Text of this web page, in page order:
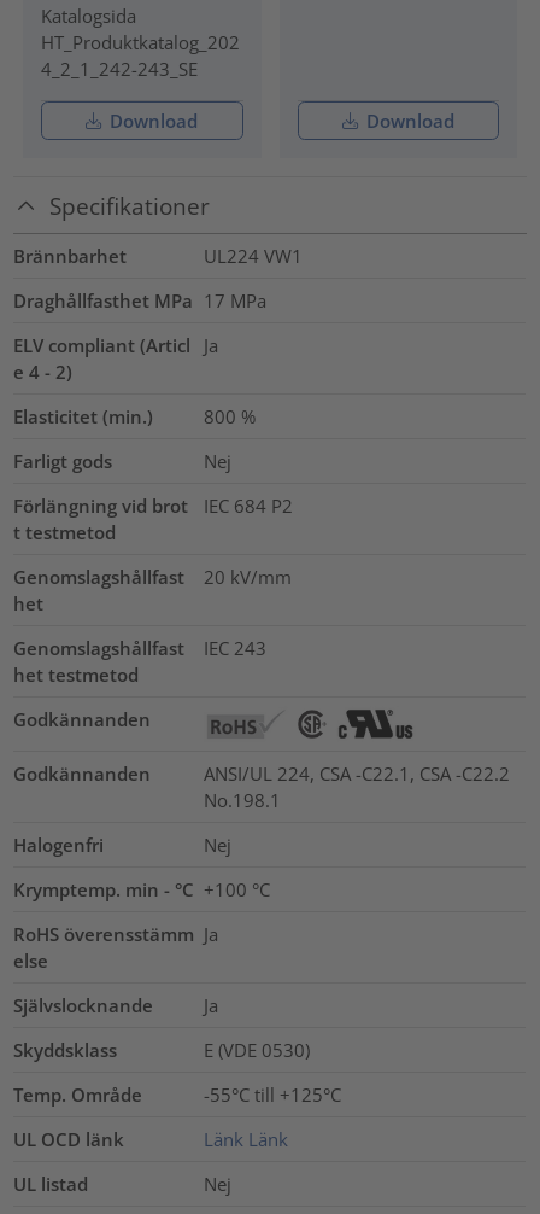
Katalogsida
HT_Produktkatalog_202
4_2_1_242-243_SE
Download Download
Specifikationer
Brännbarhet
UL224 VW1
Draghållfasthet MPa 17 MPa
ELV compliant (Articl
e 4 - 2)
Ja
Elasticitet (min.) 800 %
Farligt gods
Nej
Förlängning vid brot
t testmetod
IEC 684 P2
Genomslagshållfast
het
20 kV/mm
Genomslagshållfast
het testmetod
IEC 243
Godkännanden
Godkännanden
ANSI/UL 224, CSA -C22.1, CSA -C22.2
No.198.1
Halogenfri
Nej
Krymptemp. min - °C +100 °C
RoHS överensstämm
else
Ja
Självslocknande
Ja
Skyddsklass
E (VDE 0530)
Temp. Område
-55°C till +125°C
UL OCD länk
Länk Länk
UL listad
Nej